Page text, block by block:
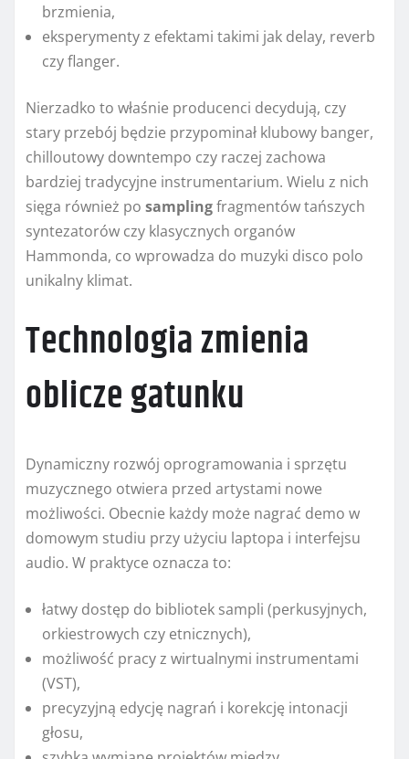
brzmienia,
eksperymenty z efektami takimi jak delay, reverb
czy flanger.
Nierzadko to właśnie producenci decydują, czy
stary przebój będzie przypominał klubowy banger,
chilloutowy downtempo czy raczej zachowa
bardziej tradycyjne instrumentarium. Wielu z nich
sięga również po samplingfragmentów tańszych
syntezatorów czy klasycznych organów
Hammonda, co wprowadza do muzyki disco polo
unikalny klimat.
Technologia zmienia
oblicze gatunku
Dynamiczny rozwój oprogramowania i sprzętu
muzycznego otwiera przed artystami nowe
możliwości. Obecnie każdy może nagrać demo w
domowym studiu przy użyciu laptopa i interfejsu
audio. W praktyce oznacza to:
łatwy dostęp do bibliotek sampli (perkusyjnych,
orkiestrowych czy etnicznych),
możliwość pracy z wirtualnymi instrumentami
(VST),
precyzyjną edycję nagrań i korekcję intonacji
głosu,